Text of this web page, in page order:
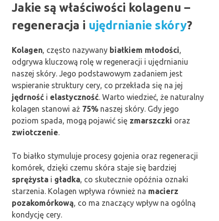
Jakie są właściwości kolagenu –
regeneracja i ujędrnianie skóry?
Kolagen, często nazywany białkiem młodości,
odgrywa kluczową rolę w regeneracji i ujędrnianiu
naszej skóry. Jego podstawowym zadaniem jest
wspieranie struktury cery, co przekłada się na jej
jędrność i elastyczność. Warto wiedzieć, że naturalny
kolagen stanowi aż 75% naszej skóry. Gdy jego
poziom spada, mogą pojawić się zmarszczki oraz
zwiotczenie.
To białko stymuluje procesy gojenia oraz regeneracji
komórek, dzięki czemu skóra staje się bardziej
sprężysta i gładka, co skutecznie opóźnia oznaki
starzenia. Kolagen wpływa również na macierz
pozakomórkową, co ma znaczący wpływ na ogólną
kondycję cery.